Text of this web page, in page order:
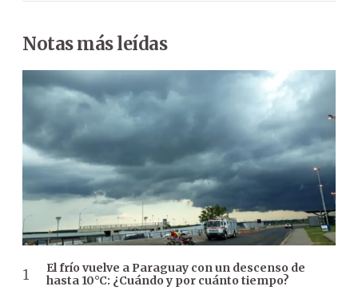
Notas más leídas
El frío vuelve a Paraguay con un descenso de
hasta 10°C: ¿Cuándo y por cuánto tiempo?